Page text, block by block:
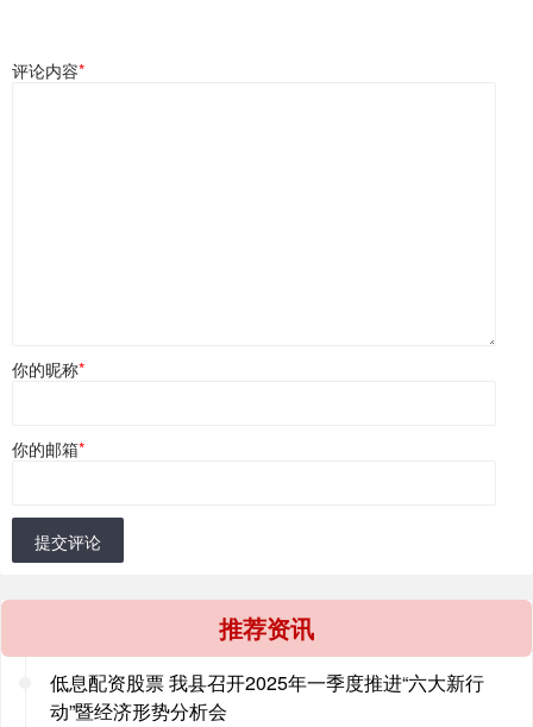
评论内容*
你的昵称*
你的邮箱*
提交评论
推荐资讯
低息配资股票 我县召开2025年一季度推进“六大新行
动”暨经济形势分析会